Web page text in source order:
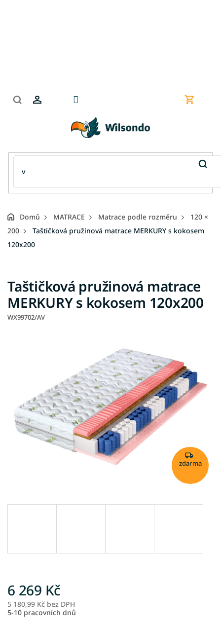
Nákupní
Domů MATRACE Matrace podle rozměru
120 ×
200
Taštičková pružinová matrace MERKURY s kokosem
120x200
Taštičková pružinová matrace
MERKURY s kokosem 120x200
WX99702/AV
zdarma
6 269 Kč
5 180,99 Kč bez DPH
5-10 pracovních dnů